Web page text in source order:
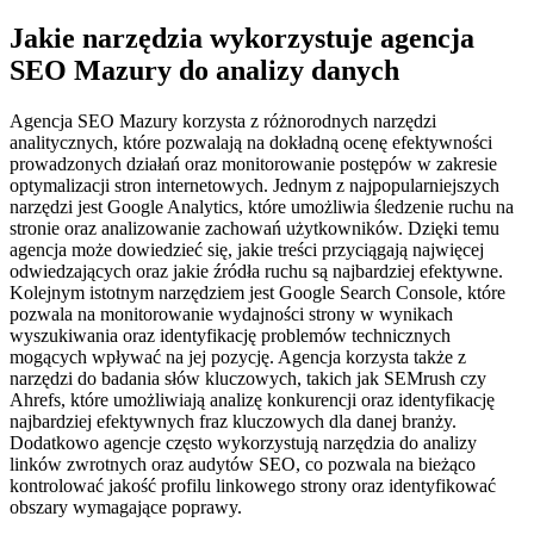
Jakie narzędzia wykorzystuje agencja
SEO Mazury do analizy danych
Agencja SEO Mazury korzysta z różnorodnych narzędzi
analitycznych, które pozwalają na dokładną ocenę efektywności
prowadzonych działań oraz monitorowanie postępów w zakresie
optymalizacji stron internetowych. Jednym z najpopularniejszych
narzędzi jest Google Analytics, które umożliwia śledzenie ruchu na
stronie oraz analizowanie zachowań użytkowników. Dzięki temu
agencja może dowiedzieć się, jakie treści przyciągają najwięcej
odwiedzających oraz jakie źródła ruchu są najbardziej efektywne.
Kolejnym istotnym narzędziem jest Google Search Console, które
pozwala na monitorowanie wydajności strony w wynikach
wyszukiwania oraz identyfikację problemów technicznych
mogących wpływać na jej pozycję. Agencja korzysta także z
narzędzi do badania słów kluczowych, takich jak SEMrush czy
Ahrefs, które umożliwiają analizę konkurencji oraz identyfikację
najbardziej efektywnych fraz kluczowych dla danej branży.
Dodatkowo agencje często wykorzystują narzędzia do analizy
linków zwrotnych oraz audytów SEO, co pozwala na bieżąco
kontrolować jakość profilu linkowego strony oraz identyfikować
obszary wymagające poprawy.